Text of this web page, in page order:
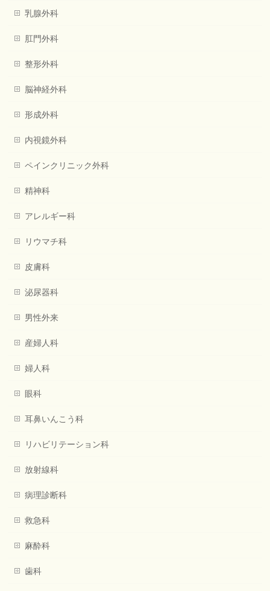
乳腺外科
肛門外科
整形外科
脳神経外科
形成外科
内視鏡外科
ペインクリニック外科
精神科
アレルギー科
リウマチ科
皮膚科
泌尿器科
男性外来
産婦人科
婦人科
眼科
耳鼻いんこう科
リハビリテーション科
放射線科
病理診断科
救急科
麻酔科
歯科